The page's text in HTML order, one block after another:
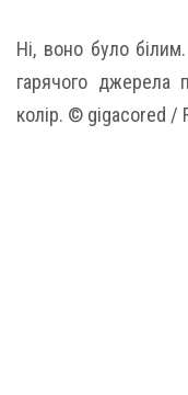
Ні, воно було
гарячого джерела
колір. © gigacored /